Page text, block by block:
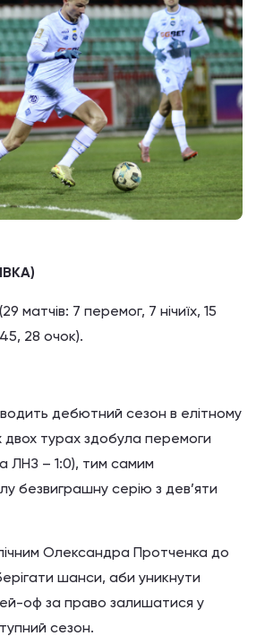
(29 матчів: 7 перемог, 7 нічиїх, 15
28 очок).
дебютний сезон в елітному
двох турах здобула перемоги
ЛНЗ – 1:0), тим самим
безвиграшну серію з дев’яти
Олександра Протченка до
шанси, аби уникнути
оф за право залишатися у
сезон.